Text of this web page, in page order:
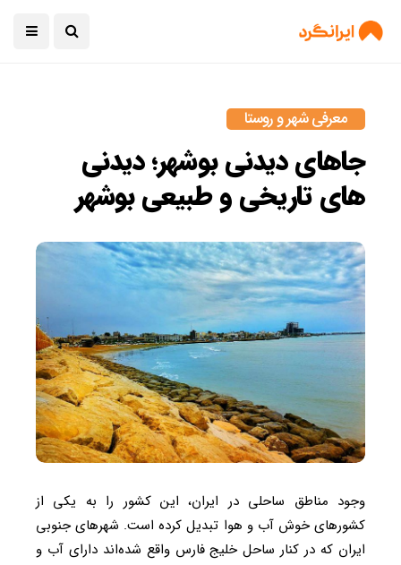
معرفی شهر و روستا
جاهای دیدنی بوشهر؛ دیدنی
های تاریخی و طبیعی بوشهر
وجود مناطق ساحلی در ایران، این کشور را به یکی از
کشور‌های خوش آب و هوا تبدیل کرده است. شهر‌های جنوبی
ایران که در کنار ساحل خلیج فارس واقع شده‌اند دارای آب و